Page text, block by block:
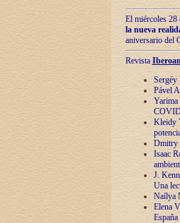
El miércoles 28
la nueva
aniversario del
Revista
Sergéy
Pável
Yarima
Kleidy
Dmitry
Isaac
J.
Una
Naílya
Elena
España